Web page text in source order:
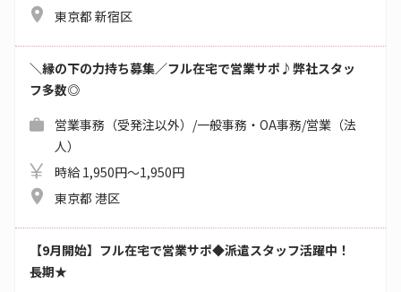
東京都 新宿区
＼縁の下の力持ち募集／フル在宅で営業サポ♪弊社スタッ
フ多数◎
営業事務（受発注以外）/一般事務・OA事務/営業（法
人）
時給 1,950円～1,950円
東京都 港区
【9月開始】フル在宅で営業サポ◆派遣スタッフ活躍中！
長期★